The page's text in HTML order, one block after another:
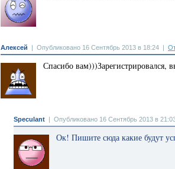
Алексей | Опубликовано 16 Сентябрь 2013 в 18:24 |
Спасибо вам)))Зарегистрировался,
Speculant | Опубликовано 16 Сентябрь 2013 в
Ок! Пишите сюда какие будут